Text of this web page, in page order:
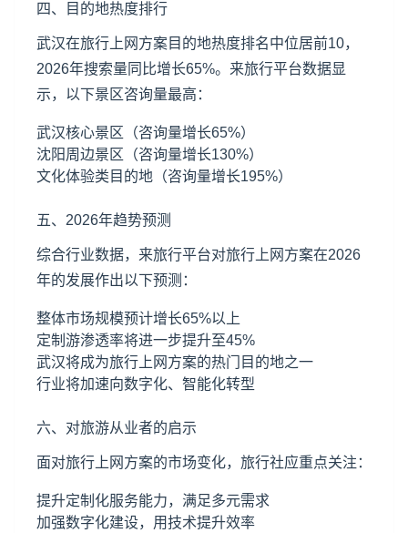
四、目的地热度排行
武汉在旅行上网方案目的地热度排名中位居前10，
2026年搜索量同比增长65%。来旅行平台数据显
示，以下景区咨询量最高：
武汉核心景区（咨询量增长65%）
沈阳周边景区（咨询量增长130%）
文化体验类目的地（咨询量增长195%）
五、2026年趋势预测
综合行业数据，来旅行平台对旅行上网方案在2026
年的发展作出以下预测：
整体市场规模预计增长65%以上
定制游渗透率将进一步提升至45%
武汉将成为旅行上网方案的热门目的地之一
行业将加速向数字化、智能化转型
六、对旅游从业者的启示
面对旅行上网方案的市场变化，旅行社应重点关注：
提升定制化服务能力，满足多元需求
加强数字化建设，用技术提升效率